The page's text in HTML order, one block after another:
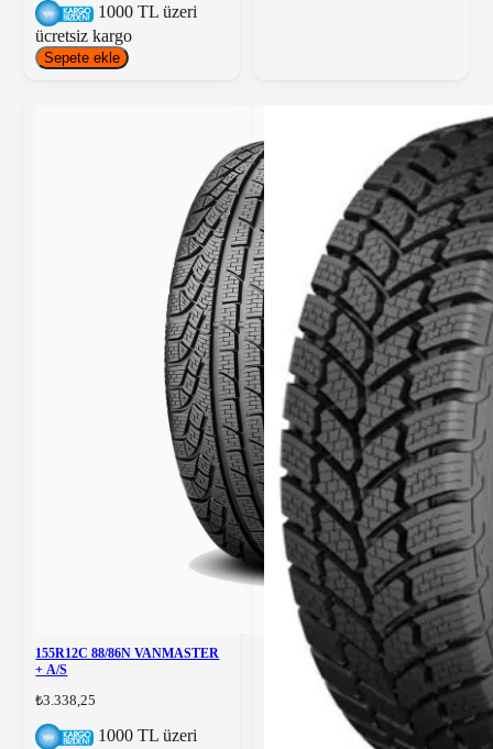
1000 TL üzeri
ücretsiz kargo
Sepete ekle
155R12C 88/86N VANMASTER
+ A/S
₺3.338,25
1000 TL üzeri